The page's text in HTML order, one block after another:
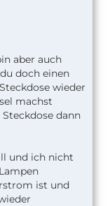
aber auch
doch einen
wieder
machst
dann
und ich nicht
ist und